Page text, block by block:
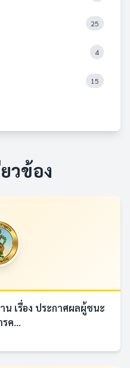
25
4
15
วข้อง
เรื่อง ประกาศผลผู้ชนะ
ค...